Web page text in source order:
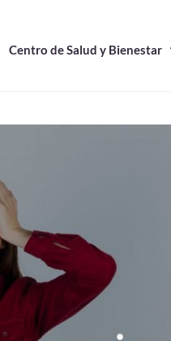
Centro de Salud y Bienestar